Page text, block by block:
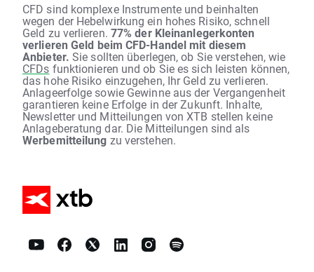
CFD sind komplexe Instrumente und beinhalten
wegen der Hebelwirkung ein hohes Risiko, schnell
Geld zu verlieren. 77% der Kleinanlegerkonten
verlieren Geld beim CFD-Handel mit diesem
Anbieter. Sie sollten überlegen, ob Sie verstehen, wie
CFDs funktionieren und ob Sie es sich leisten können,
das hohe Risiko einzugehen, Ihr Geld zu verlieren.
Anlageerfolge sowie Gewinne aus der Vergangenheit
garantieren keine Erfolge in der Zukunft. Inhalte,
Newsletter und Mitteilungen von XTB stellen keine
Anlageberatung dar. Die Mitteilungen sind als
Werbemitteilung zu verstehen.